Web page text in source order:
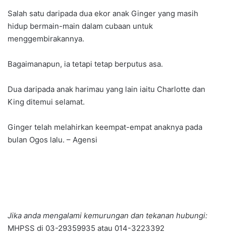
Salah satu daripada dua ekor anak Ginger yang masih
hidup bermain-main dalam cubaan untuk
menggembirakannya.
Bagaimanapun, ia tetapi tetap berputus asa.
Dua daripada anak harimau yang lain iaitu Charlotte dan
King ditemui selamat.
Ginger telah melahirkan keempat-empat anaknya pada
bulan Ogos lalu. – Agensi
Jika anda mengalami kemurungan dan tekanan hubungi:
MHPSS di 03-29359935 atau 014-3223392